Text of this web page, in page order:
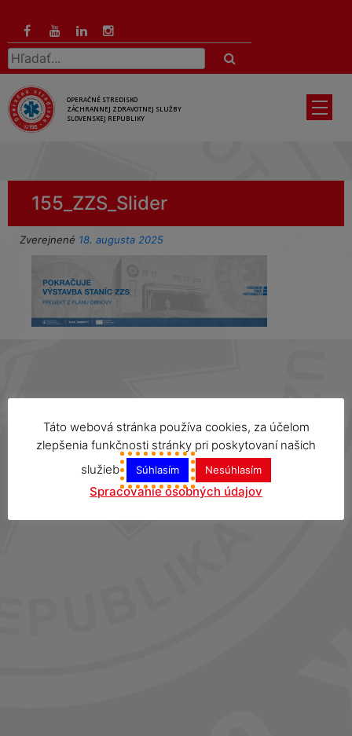
hlavný
obsah
Hľadať:
OPERAČNÉ STREDISKO
ZÁCHRANNEJ ZDRAVOTNEJ SLUŽBY
SLOVENSKEJ REPUBLIKY
155_ZZS_Slider
Zverejnené 18. augusta 2025
Táto webová stránka používa cookies, za účelom
zlepšenia funkčnosti stránky pri poskytovaní našich
služieb
Súhlasím Nesúhlasím
Spracovanie osobných údajov